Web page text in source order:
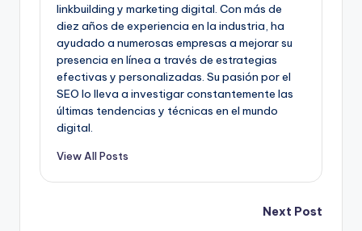
linkbuilding y marketing digital. Con más de
diez años de experiencia en la industria, ha
ayudado a numerosas empresas a mejorar su
presencia en línea a través de estrategias
efectivas y personalizadas. Su pasión por el
SEO lo lleva a investigar constantemente las
últimas tendencias y técnicas en el mundo
digital.
View All Posts
Next Post